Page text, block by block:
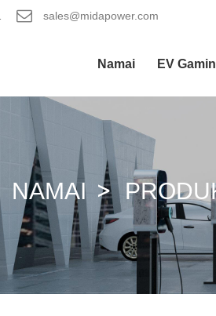
sales@midapower.com
Namai EV
NAMAI